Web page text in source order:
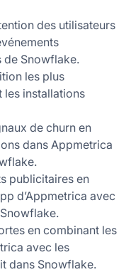
des utilisateurs
de Snowflake.
les plus
les installations
de churn en
dans Appmetrica
publicitaires en
d’Appmetrica avec
en combinant les
avec les
dans Snowflake.